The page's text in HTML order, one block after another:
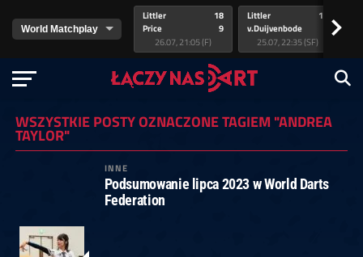
Littler
Price
18
9
26.07, 21:05 (F)
Littler
v.Duijvenbode
17
25.07, 22:35 (SF)
>
WSZYSTKIE POSTY OZNACZONE TAGIEM "ANDREA
TAYLOR"
INNE
Podsumowanie lipca 2023 w World Darts
Federation